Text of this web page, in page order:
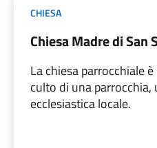
CHIESA
Chiesa Madre di San
La chiesa parrocchiale
culto di una
ecclesiastica locale.